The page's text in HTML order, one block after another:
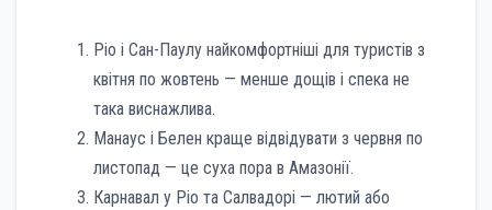
Ріо і Сан-Паулу найкомфортніші для туристів з
квітня по жовтень — менше дощів і спека не
така виснажлива.
Манаус і Белен краще відвідувати з червня по
листопад — це суха пора в Амазонії.
Карнавал у Ріо та Салвадорі — лютий або